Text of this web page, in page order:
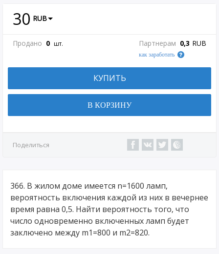
30 RUB
Продано 0 шт. Партнерам 0,3 RUB
как заработать
КУПИТЬ
В КОРЗИНУ
Поделиться
366. В жилом доме имеется n=1600 ламп,
вероятность включения каждой из них в вечернее
время равна 0,5. Найти вероятность того, что
число одновременно включенных ламп будет
заключено между m1=800 и m2=820.